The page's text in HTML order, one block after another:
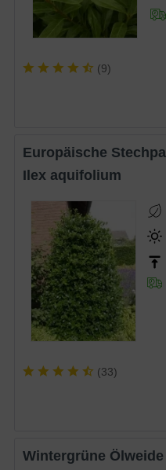
(9)
Europäische
Ilex aquifolium
(33)
Wintergrüne Ölweide